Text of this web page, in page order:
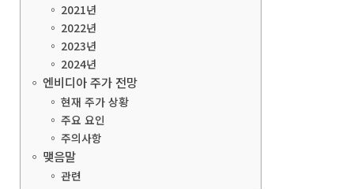
2021년
2022년
2023년
2024년
엔비디아 주가 전망
현재 주가 상황
주요 요인
주의사항
맺음말
관련